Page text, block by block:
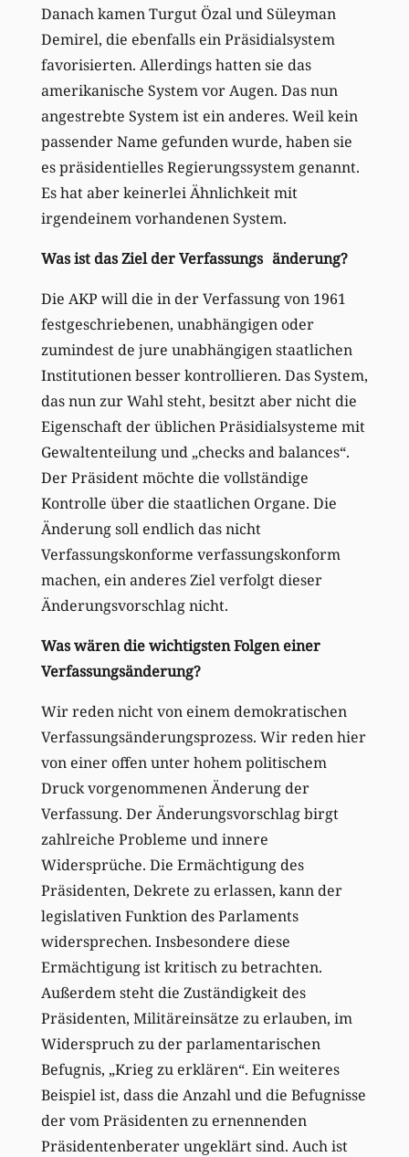
Danach kamen Turgut Özal und Süleyman
Demirel, die ebenfalls ein Präsidialsystem
favorisierten. Allerdings hatten sie das
amerikanische System vor Augen. Das nun
angestrebte System ist ein anderes. Weil kein
passender Name gefunden wurde, haben sie
es präsidentielles Regierungssystem genannt.
Es hat aber keinerlei Ähnlichkeit mit
irgendeinem vorhandenen System.
Was ist das Ziel der Verfassungs änderung?
Die AKP will die in der Verfassung von 1961
festgeschriebenen, unabhängigen oder
zumindest de jure unabhängigen staatlichen
Institutionen besser kontrollieren. Das System,
das nun zur Wahl steht, besitzt aber nicht die
Eigenschaft der üblichen Präsidialsysteme mit
Gewaltenteilung und „checks and balances“.
Der Präsident möchte die vollständige
Kontrolle über die staatlichen Organe. Die
Änderung soll endlich das nicht
Verfassungskonforme verfassungskonform
machen, ein anderes Ziel verfolgt dieser
Änderungsvorschlag nicht.
Was wären die wichtigsten Folgen einer
Verfassungsänderung?
Wir reden nicht von einem demokratischen
Verfassungsänderungsprozess. Wir reden hier
von einer offen unter hohem politischem
Druck vorgenommenen Änderung der
Verfassung. Der Änderungsvorschlag birgt
zahlreiche Probleme und innere
Widersprüche. Die Ermächtigung des
Präsidenten, Dekrete zu erlassen, kann der
legislativen Funktion des Parlaments
widersprechen. Insbesondere diese
Ermächtigung ist kritisch zu betrachten.
Außerdem steht die Zuständigkeit des
Präsidenten, Militäreinsätze zu erlauben, im
Widerspruch zu der parlamentarischen
Befugnis, „Krieg zu erklären“. Ein weiteres
Beispiel ist, dass die Anzahl und die Befugnisse
der vom Präsidenten zu ernennenden
Präsidentenberater ungeklärt sind. Auch ist